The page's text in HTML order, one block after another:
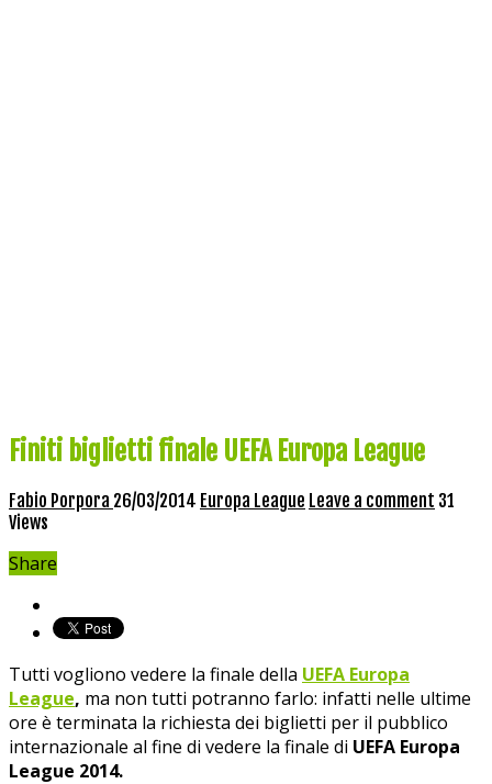
Finiti biglietti finale UEFA Europa League
Fabio Porpora 26/03/2014 Europa League Leave a comment 31
Views
Share
Tutti vogliono vedere la finale della UEFA Europa
League, ma non tutti potranno farlo: infatti nelle ultime
ore è terminata la richiesta dei biglietti per il pubblico
internazionale al fine di vedere la finale di UEFA Europa
League 2014.